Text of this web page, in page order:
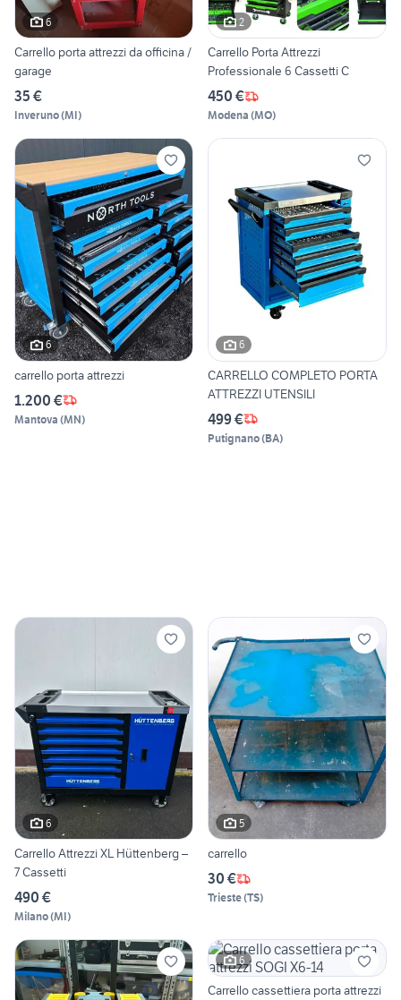
6
Carrello porta attrezzi da officina /
garage
35 €
Inveruno(MI)
2
Carrello Porta Attrezzi
Professionale 6 Cassetti C
450 €
Modena (MO)
6
carrello porta attrezzi
1.200 €
Mantova (MN)
6
CARRELLO COMPLETO PORTA
ATTREZZI UTENSILI
499 €
Putignano(BA)
6
Carrello Attrezzi XL Hüttenberg –
7 Cassetti
490 €
Milano(MI)
5
carrello
30 €
Trieste(TS)
6
Carrello cassettiera porta attrezzi